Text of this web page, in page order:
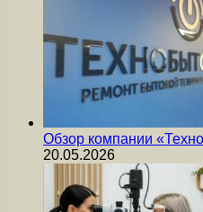
Обзор компании
20.05.2026